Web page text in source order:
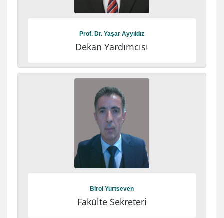
Prof. Dr. Yaşar Ayyıldız
Dekan Yardımcısı
Birol Yurtseven
Fakülte Sekreteri